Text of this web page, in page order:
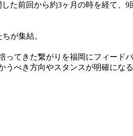
た前回から約3ヶ月の時を経て
が集結。
てきた繋がりを福岡にフィードバ
べき方向やスタンスが明確にな